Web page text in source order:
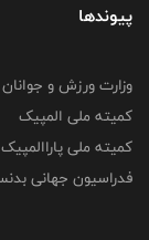
پیوندها
وزارت ورزش و جوانان
کمیته ملی المپیک
کمیته ملی پاراالمپیک
فدراسیون جهانی